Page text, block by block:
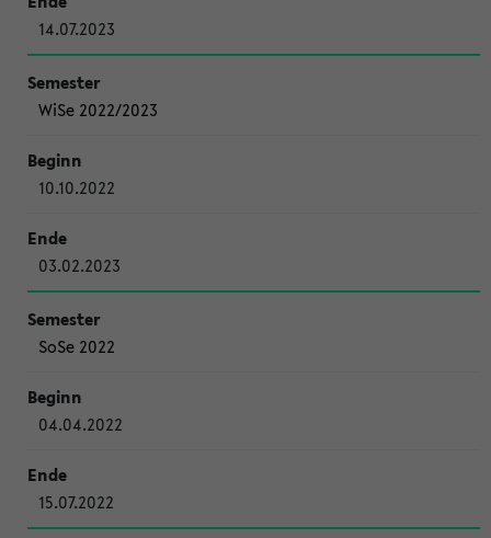
14.07.2023
WiSe 2022/2023
10.10.2022
03.02.2023
SoSe 2022
04.04.2022
15.07.2022